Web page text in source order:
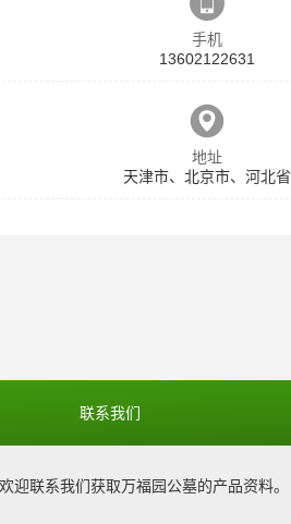
手机
13602122631
地址
天津市、北京市、河北省
联系我们
迎联系我们获取万福园公墓的产品资料。